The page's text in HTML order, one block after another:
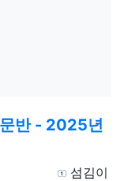
반 - 2025년
등록자
섬김이